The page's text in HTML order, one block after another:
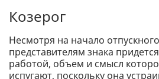
Козерог
Несмотря на начало
представителям знака
работой, объем и смысл
испугают, поскольку она